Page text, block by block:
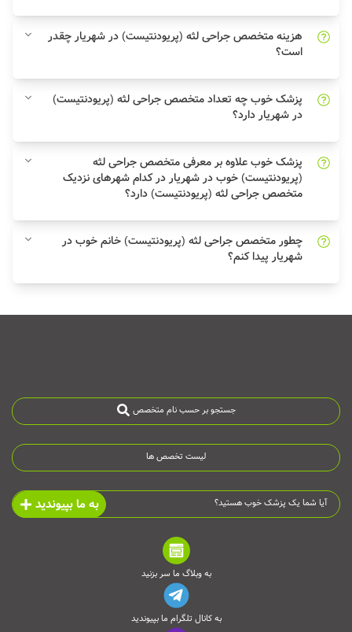
هزینه متخصص جراحی لثه (پریودنتیست) در شهریار چقدر
است؟
پزشک خوب چه تعداد متخصص جراحی لثه (پریودنتیست)
در شهریار دارد؟
پزشک خوب علاوه بر معرفی متخصص جراحی لثه
(پریودنتیست) خوب در شهریار در کدام شهرهای نزدیک
متخصص جراحی لثه (پریودنتیست) دارد؟
چطور متخصص جراحی لثه (پریودنتیست) خانم خوب در
شهریار پیدا کنم؟
جستجو بر حسب نام متخصص
لیست تخصص ها
آیا شما یک پزشک خوب هستید؟ به ما بپیوندید
به وبلاگ ما سر بزنید
به کانال تلگرام ما بپیوندید